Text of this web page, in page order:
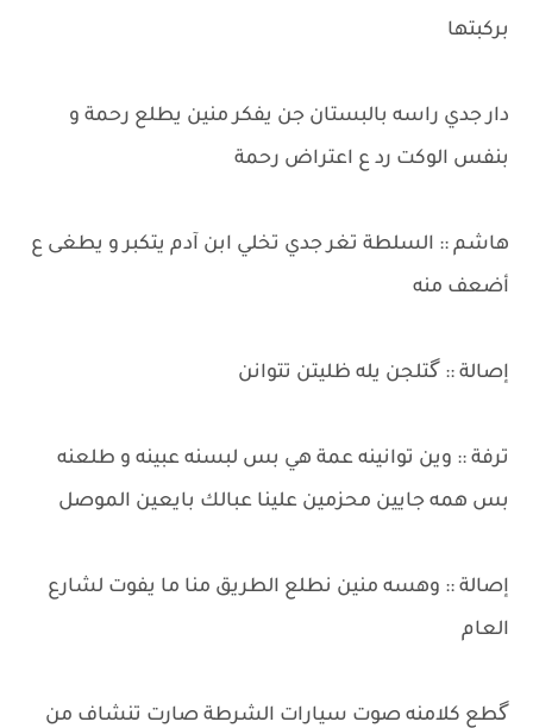
بركبتها
دار جدي راسه بالبستان جن يفكر منين يطلع رحمة و
بنفس الوكت رد ع اعتراض رحمة
​هاشم :: السلطة تغر جدي تخلي ابن آدم يتكبر و يطغى ع
أضعف منه
إصالة :: گتلجن يله ظليتن تتوانن
ترفة :: وين توانينه عمة هي بس لبسنه عبينه و طلعنه
بس همه جايين محزمين علينا عبالك بايعين الموصل
​إصالة :: وهسه منين نطلع الطريق منا ما يفوت لشارع
العام
​گطع كلامنه صوت سيارات الشرطة صارت تنشاف من